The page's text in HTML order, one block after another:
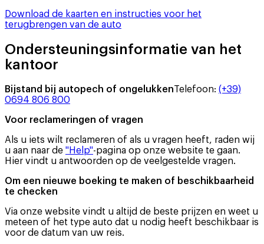
Download de kaarten en instructies voor het
terugbrengen van de auto
Ondersteuningsinformatie van het
kantoor
Bijstand bij autopech of ongelukkenTelefoon: (+39)
0694 806 800
Voor reclameringen of vragen
Als u iets wilt reclameren of als u vragen heeft, raden wij
u aan naar de "Help"-pagina op onze website te gaan.
Hier vindt u antwoorden op de veelgestelde vragen.
Om een nieuwe boeking te maken of beschikbaarheid
te checken
Via onze website vindt u altijd de beste prijzen en weet u
meteen of het type auto dat u nodig heeft beschikbaar is
voor de datum van uw reis.